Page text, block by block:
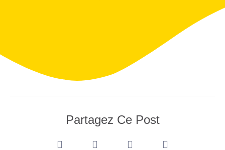
Partagez Ce Post